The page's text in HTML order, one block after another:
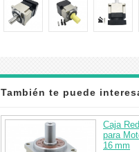
También te puede
Caja
para
16 mm